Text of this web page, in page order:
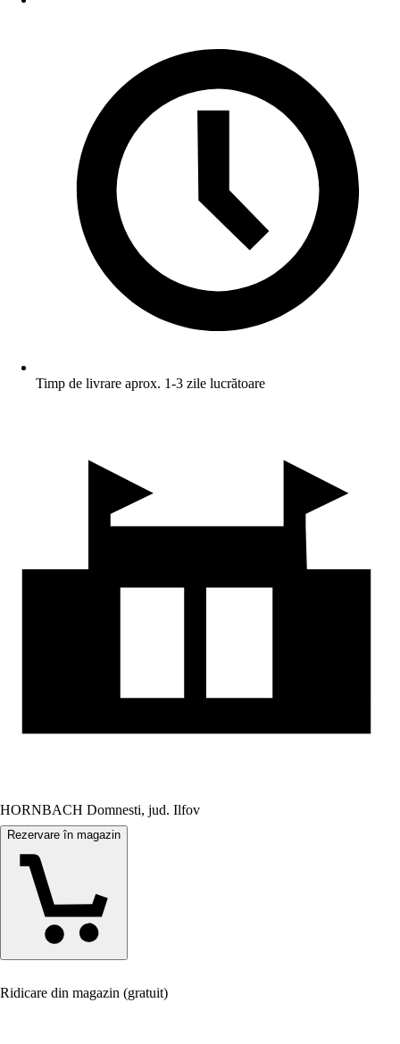
Timp de livrare aprox. 1-3 zile lucrătoare
HORNBACH Domnesti, jud. Ilfov
Rezervare în magazin
Ridicare din magazin (gratuit)